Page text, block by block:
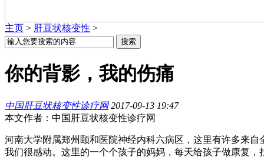
主页 > 肝豆状核变性 >
你的背影，我的伤痛
中国肝豆状核变性诊疗网 2017-09-13 19:47
本文作者：中国肝豆状核变性诊疗网
河南大学附属郑州颐和医院神经内科六病区，这里有许多来
我们很感动。这里的一个个孩子的妈妈，每天给孩子做康复